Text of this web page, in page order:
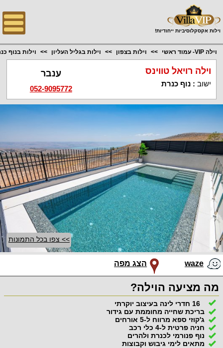
וילות אקסקלוסיביות ייחודיות!
וילה VIP- עמוד ראשי וילות בצפון וילות בגליל העליון וילות בנוף
וילה רויאל טווינס
ישוב :נוף כנרת
ענבר
052-9095772
>> צפו בכל התמונות
waze הצג מפה
מה מציעה הוילה?
16 חדרי לינה בעיצוב יוקרתי
בריכת שחייה מחוממת עם גידור
ג'קוזי ספא מרווח ל-5 אורחים
חניה פרטית ל-4 כלי רכב
נוף פנורמי לכנרת ולהרים
מתאים לימי גיבוש וקבוצות